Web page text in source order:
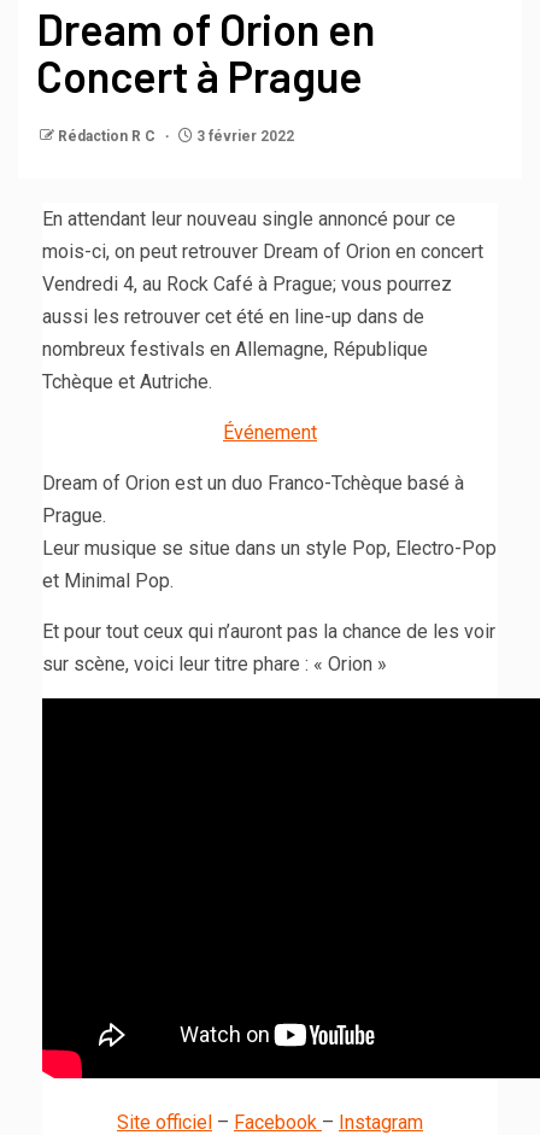
Dream of Orion en
Concert à Prague
Rédaction R C 3 février 2022
En attendant leur nouveau single annoncé pour ce
mois-ci, on peut retrouver Dream of Orion en concert
Vendredi 4, au Rock Café à Prague; vous pourrez
aussi les retrouver cet été en line-up dans de
nombreux festivals en Allemagne, République
Tchèque et Autriche.
Événement
Dream of Orion est un duo Franco-Tchèque basé à
Prague.
Leur musique se situe dans un style Pop, Electro-Pop
et Minimal Pop.
Et pour tout ceux qui n’auront pas la chance de les voir
sur scène, voici leur titre phare : « Orion »
Site officiel – Facebook – Instagram